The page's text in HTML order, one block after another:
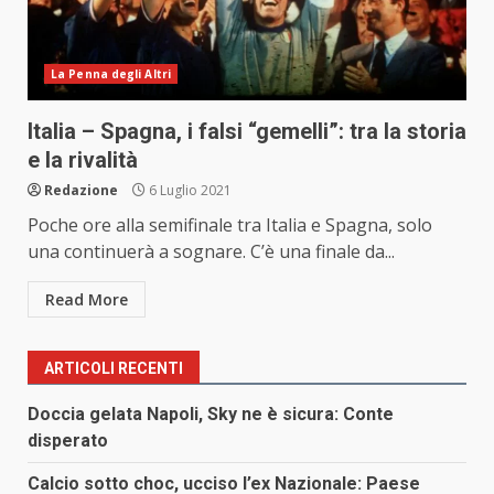
La Penna degli Altri
Italia – Spagna, i falsi “gemelli”: tra la storia
e la rivalità
Redazione 6 Luglio 2021
Poche ore alla semifinale tra Italia e Spagna, solo
una continuerà a sognare. C’è una finale da...
Read More
ARTICOLI RECENTI
Doccia gelata Napoli, Sky ne è sicura: Conte
disperato
Calcio sotto choc, ucciso l’ex Nazionale: Paese